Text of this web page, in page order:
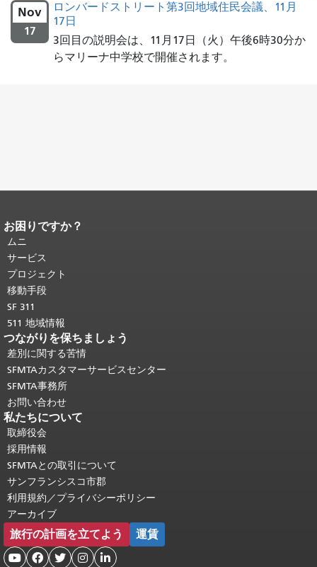
Nov
17
ロンバードストリート第3回地域住民会議、11月
17日
3回目の説明会は、11月17日（火）午後6時30分か
らマリーナ中学校で開催されます。
ページコンテンツの終わり。
ジの残りの部分はすべてのページで繰
り返されます。
頭に戻る。
お困りですか？
ムニ
サービス
プロジェクト
移動手段
SF 311
511 地域情報
つながりを保ちましょう
差別に関する苦情
SFMTAカスタマーサービスセンター
SFMTA事務所
お問い合わせ
私たちについて
取締役会
採用情報
SFMTAとの取引について
サンフランシスコ市郡
利用規約／プライバシーポリシー
アーカイブ
旅行の計画を立てよう 運賃
    